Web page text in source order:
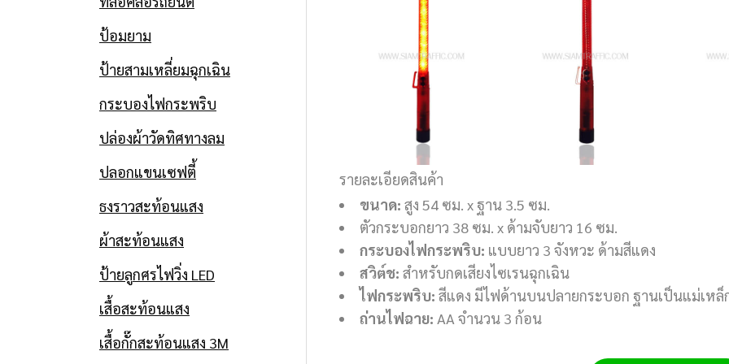
ป้อมยาม
ป้ายสามเหลี่ยมฉุกเฉิน
กระบองไฟกระพริบ
ปล่องผ้าวัดทิศทางลม
ปลอกแขนเซฟตี้
ธงราวสะท้อนแสง
ผ้าสะท้อนแสง
ป้ายลูกศรไฟวิ่ง LED
เสื้อสะท้อนแสง
เสื้อกั๊กสะท้อนแสง 3M
รายละเอียดสินค้า
ขนาด: สูง 54 ซม. x ฐาน 3.5 ซม.
ตัวกระบอกยาว 38 ซม. x ด้ามจับยาว 16 ซม.
กระบองไฟกระพริบ: แบบยาว 3 จังหวะ ด้ามสีแดง
สวิต์ช: สำหรับกดเสียงไซเรนฉุกเฉิน
ไฟกระพริบ: สีแดง มีไฟด้านบนปลายกระบอก ฐานเป็นแม่เหล็
ถ่านไฟฉาย: AA จำนวน 3 ก้อน